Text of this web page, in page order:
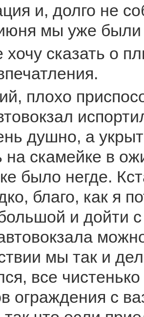
и, долго не
мы уже
сказать о
плохо
душно, а
на скамейке в
было негде.
благо, как я
и дойти
мы так и
все
ограждения с